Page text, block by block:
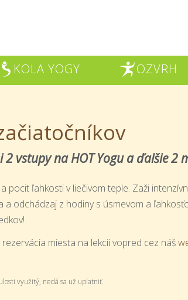
KOLA YOGY OZVRH
2 vstupy na HOT Yogu a ďalšie 2
pocit ľahkosti v liečivom teple. Zaži
odchádzaj z hodiny s úsmevom a
miesta na lekcii vopred cez náš
využitý, nedá sa už uplatniť.